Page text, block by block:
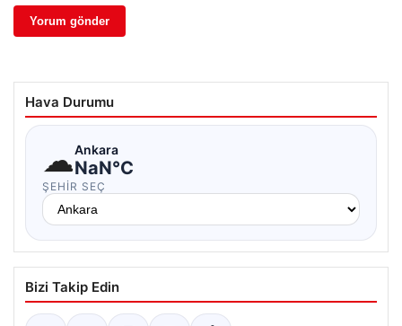
Hava Durumu
☁Ankara
NaN°C
ŞEHIR SEÇ
Bizi Takip Edin